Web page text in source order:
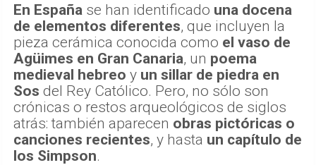
En España se han identificado una docena
de elementos diferentes, que incluyen la
pieza cerámica conocida como el vaso de
Agüimes en Gran Canaria, un poema
medieval hebreo y un sillar de piedra en
Sos del Rey Católico. Pero, no sólo son
crónicas o restos arqueológicos de siglos
atrás: también aparecen obras pictóricas o
canciones recientes, y hasta un capítulo de
los Simpson.